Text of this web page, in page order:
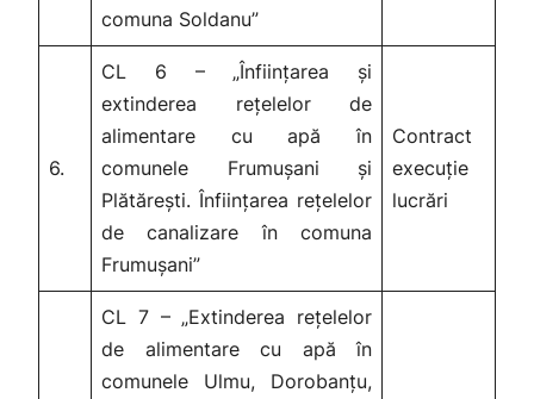
comuna Soldanu”
6.
CL 6 – „Înființarea și
extinderea rețelelor de
alimentare cu apă în
comunele Frumușani și
Plătărești. Înființarea rețelelor
de canalizare în comuna
Frumușani”
Contract
execuție
lucrări
CL 7 – „Extinderea rețelelor
de alimentare cu apă în
comunele Ulmu, Dorobanțu,